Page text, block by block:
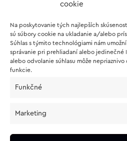
cookie
Na poskytovanie tých najlepších
sú súbory cookie na ukladanie a/alebo
Súhlas s týmito technológiami nám
správanie pri prehliadaní alebo jedinečné
alebo odvolanie súhlasu môže
funkcie.
Funkčné
Marketing
Vernostný program
O NÁKUPE
Vrátenie a reklamácia tovaru